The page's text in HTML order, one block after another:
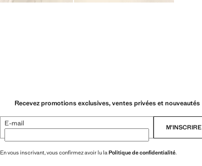
Recevez promotions exclusives, ventes privées et nouveautés
E-mail M’INSCRIRE
En vous inscrivant, vous confirmez avoir lu laPolitique de confidentialité.